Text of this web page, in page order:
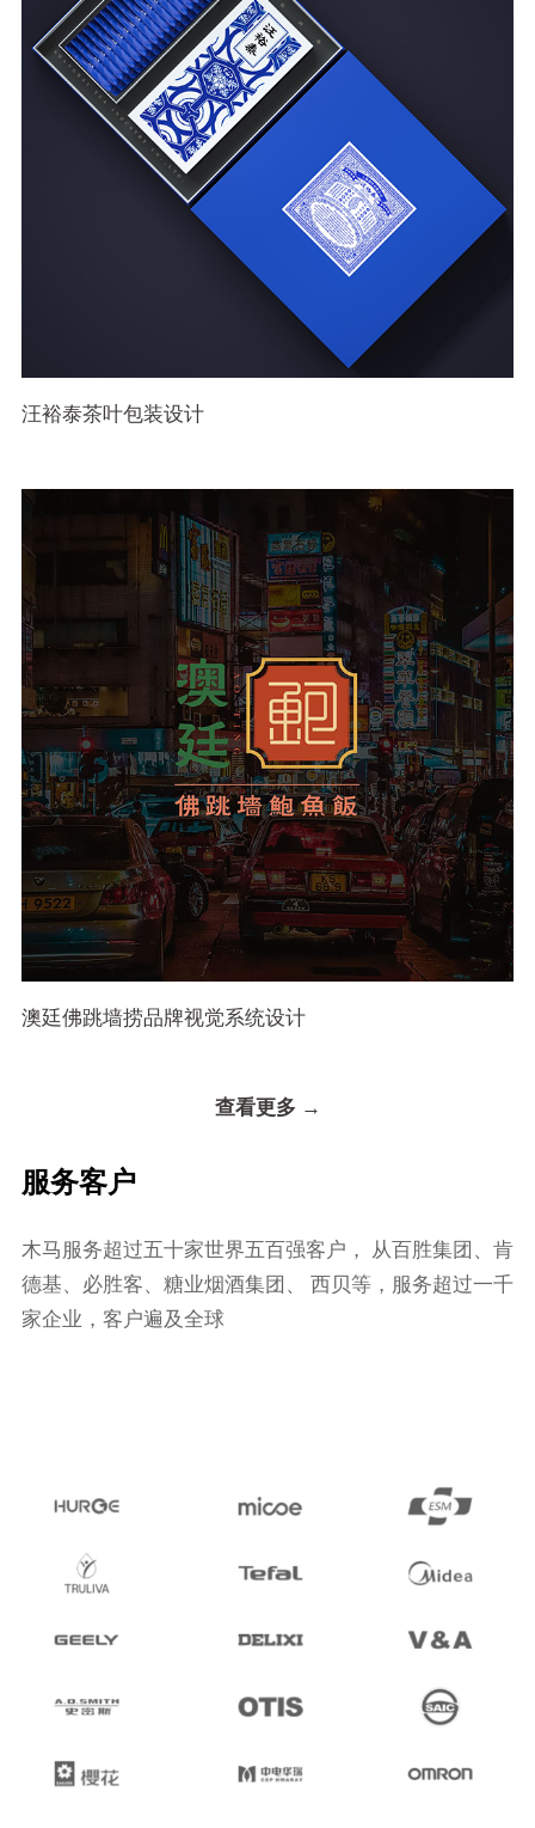
汪裕泰茶叶包装设计
澳廷佛跳墙捞品牌视觉系统设计
查看更多 →
服务客户
⽊⻢服务超过五⼗家世界五百强客户， 从百胜集团、肯
德基、必胜客、糖业烟酒集团、 ⻄⻉等，服务超过⼀千
家企业，客户遍及全球